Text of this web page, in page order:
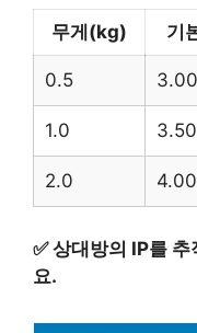
무게(kg) 기
0.5
1.0
2.0
✅상대방의 IP를
요.